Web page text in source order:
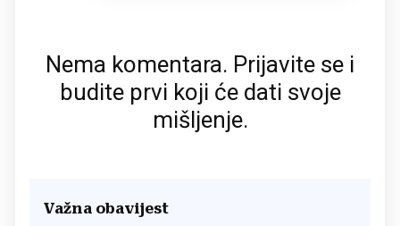
Nema komentara. Prijavite se i
budite prvi koji će dati svoje
mišljenje.
Važna obavijest